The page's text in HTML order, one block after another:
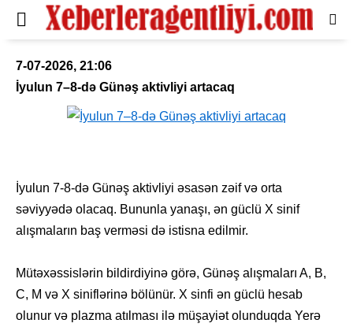
7-07-2026, 21:06
İyulun 7–8-də Günəş aktivliyi artacaq
İyulun 7-8-də Günəş aktivliyi əsasən zəif və orta
səviyyədə olacaq. Bununla yanaşı, ən güclü X sinif
alışmaların baş verməsi də istisna edilmir.
Mütəxəssislərin bildirdiyinə görə, Günəş alışmaları A, B,
C, M və X siniflərinə bölünür. X sinfi ən güclü hesab
olunur və plazma atılması ilə müşayiət olunduqda Yerə